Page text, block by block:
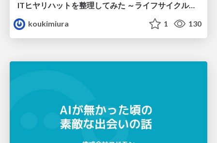
ITヒヤリハットを整理してみた ～ライフサイクルと原因から考える再発防止策～
koukimiura
1 130